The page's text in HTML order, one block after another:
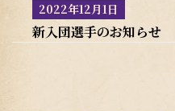
2022年12月1日
新入団選手のお知らせ